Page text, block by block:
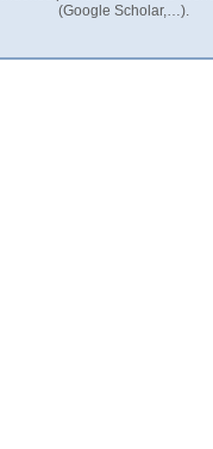
(Google Scholar,…).